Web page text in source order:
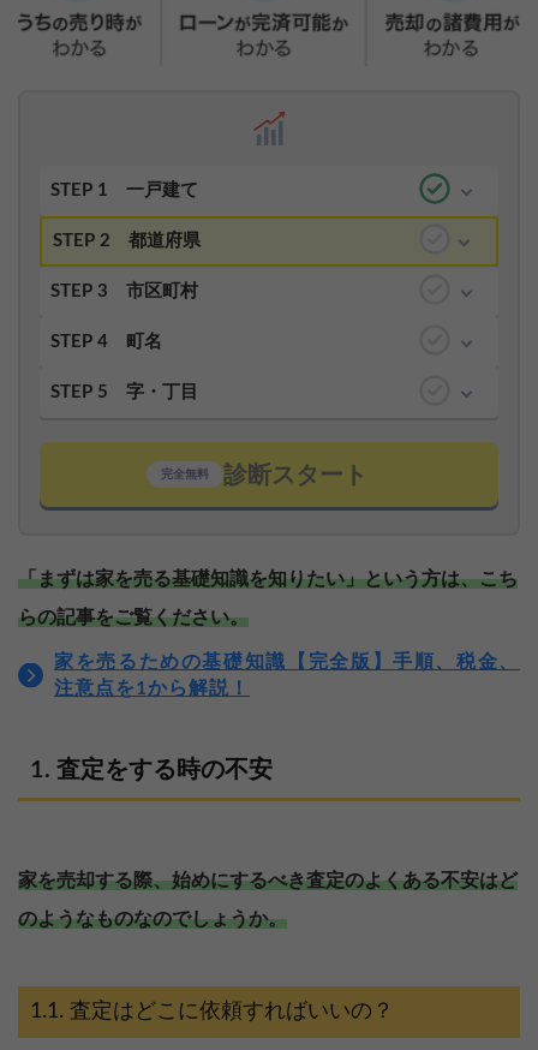
STEP 1 一戸建て
STEP 2 都道府県
STEP 3 市区町村
STEP 4 町名
STEP 5 字・丁目
完全無料 診断スタート
「まずは家を売る基礎知識を知りたい」という方は、こち
らの記事をご覧ください。
家を売るための基礎知識【完全版】手順、税金、
注意点を1から解説！
査定をする時の不安
家を売却する際、始めにするべき査定のよくある不安はど
のようなものなのでしょうか。
査定はどこに依頼すればいいの？